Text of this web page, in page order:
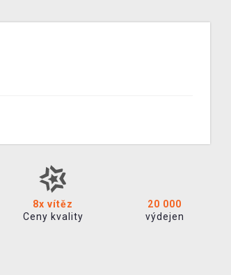
8x vítěz
Ceny kvality
20 000
výdejen